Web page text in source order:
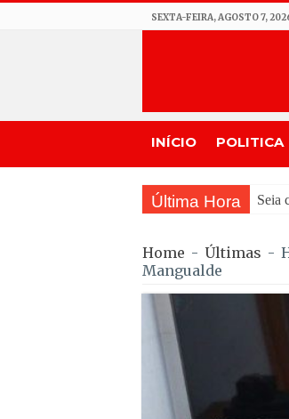
SEXTA-FEIRA, AGOSTO 7,
INÍCIO POLITICA
Última Hora GNR
Home - Últimas -
Mangualde